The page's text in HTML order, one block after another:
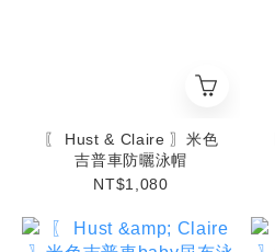
〖 Hust & Claire 〗米色
吉普車防曬泳帽
NT$1,080